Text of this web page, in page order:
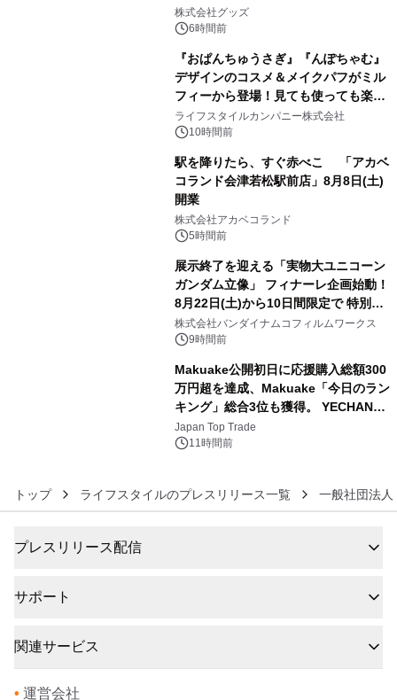
株式会社グッズ
6時間前
『おぱんちゅうさぎ』『んぽちゃむ』
デザインのコスメ＆メイクパフがミル
フィーから登場！見ても使っても楽し
い、ポップでキュートなコレクショ
ン。
ライフスタイルカンパニー株式会社
10時間前
駅を降りたら、すぐ赤べこ 「アカベ
コランド会津若松駅前店」8月8日(土)
開業
株式会社アカベコランド
5時間前
展示終了を迎える「実物大ユニコーン
ガンダム立像」 フィナーレ企画始動！
8月22日(土)から10日間限定で 特別映
像『UNICORN GUNDAM Statue ―
BEYOND POSSIBILITY ―』を上映！
株式会社バンダイナムコフィルムワークス
9時間前
Makuake公開初日に応援購入総額300
万円超を達成、Makuake「今日のラン
キング」総合3位も獲得。 YECHAN音
浴シンギングボウル第2弾の大型サイ
ズ（XL・2XL・3XL）を先行販売中
Japan Top Trade
11時間前
トップ ライフスタイルのプレスリリース一覧 一般社団法
プレスリリース配信
サポート
関連サービス
• 運営会社